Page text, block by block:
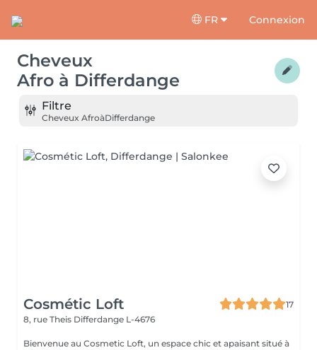
FR Connexion
Cheveux
Afro à Differdange
Filtre
Cheveux AfroàDifferdange
Cosmétic Loft
17
8, rue Theis Differdange L-4676
Bienvenue au Cosmetic Loft, un espace chic et apaisant situé à